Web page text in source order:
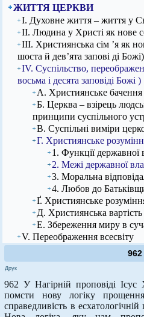
ЖИТТЯ ЦЕРКВИ
І. Духовне життя – життя у
ІІ. Людина у Христі як нове
ІІІ. Християнська сім ’я як
шоста й дев’ята запові ді Божі)
IV. Суспільство,
восьма і десята заповіді Божі )
А. Християнське бачення
Б. Церква – взірець
принципи суспільного
В. Суспільні виміри
Г. Християнське
1. Функції державної
2. Межі державної
3. Моральна
4. Любов до
Ґ. Християнське
Д. Християнська
Е. Збереження миру в
V. Переображення всесвіту
962
Друк
962 У Нагірній проповіді Ісус
помсти нову логіку
справедливість в